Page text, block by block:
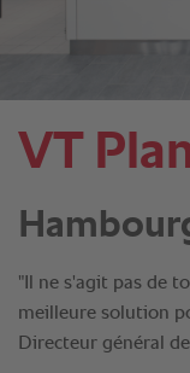
VT
"Il ne s'agit pas de
meilleure solution
Directeur général